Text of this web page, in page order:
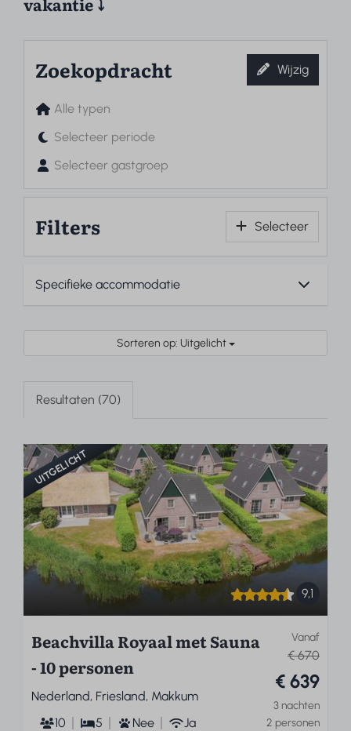
Zoekopdracht Wijzig
Alle typen
Selecteer periode
Selecteer gastgroep
Filters Selecteer
Sorteren op: Uitgelicht
Resultaten (70)
UITGELICHT
9,1
Vanaf
€ 670
€ 639
3 nachten
2 personen
Beachvilla Royaal met Sauna
- 10 personen
Nederland, Friesland, Makkum
10
5 Nee
Ja